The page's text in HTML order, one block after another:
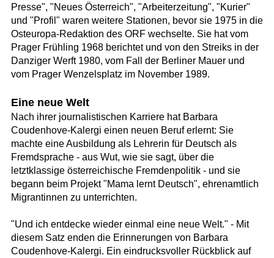
Presse", "Neues Österreich", "Arbeiterzeitung", "Kurier"
und "Profil" waren weitere Stationen, bevor sie 1975 in die
Osteuropa-Redaktion des ORF wechselte. Sie hat vom
Prager Frühling 1968 berichtet und von den Streiks in der
Danziger Werft 1980, vom Fall der Berliner Mauer und
vom Prager Wenzelsplatz im November 1989.
Eine neue Welt
Nach ihrer journalistischen Karriere hat Barbara
Coudenhove-Kalergi einen neuen Beruf erlernt: Sie
machte eine Ausbildung als Lehrerin für Deutsch als
Fremdsprache - aus Wut, wie sie sagt, über die
letztklassige österreichische Fremdenpolitik - und sie
begann beim Projekt "Mama lernt Deutsch", ehrenamtlich
Migrantinnen zu unterrichten.
"Und ich entdecke wieder einmal eine neue Welt." - Mit
diesem Satz enden die Erinnerungen von Barbara
Coudenhove-Kalergi. Ein eindrucksvoller Rückblick auf